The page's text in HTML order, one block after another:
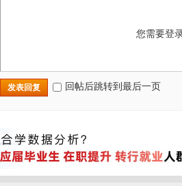
您需要登
发表回复 回帖后跳转到最后一页